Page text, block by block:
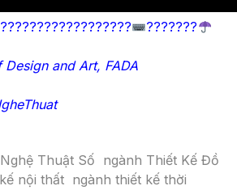
???????
and Art, FADA
Thuật Số
ngành Thiết Kế Đồ
nội thất ngành thiết kế thời